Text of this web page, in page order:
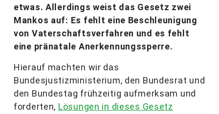
etwas. Allerdings weist das Gesetz zwei
Mankos auf: Es fehlt eine Beschleunigung
von Vaterschaftsverfahren und es fehlt
eine pränatale Anerkennungssperre.
Hierauf machten wir das
Bundesjustizministerium, den Bundesrat und
den Bundestag frühzeitig aufmerksam und
forderten, Lösungen in dieses Gesetz